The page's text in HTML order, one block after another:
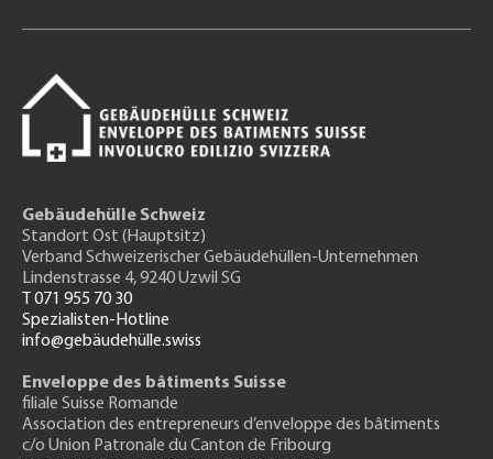
Gebäudehülle Schweiz
Standort Ost (Hauptsitz)
Verband Schweizerischer Gebäudehüllen-Unternehmen
Lindenstrasse 4, 9240 Uzwil SG
T 071 955 70 30
Spezialisten-Hotline
info@gebäudehülle.swiss
Enveloppe des bâtiments Suisse
filiale Suisse Romande
Association des entrepreneurs d’enveloppe des bâtiments
c/o Union Patronale du Canton de Fribourg